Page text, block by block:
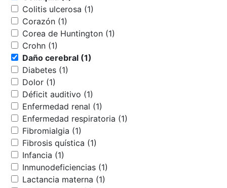
Colitis ulcerosa (1)
Corazón (1)
Corea de Huntington (1)
Crohn (1)
Daño cerebral (1)
Diabetes (1)
Dolor (1)
Déficit auditivo (1)
Enfermedad renal (1)
Enfermedad respiratoria (1)
Fibromialgia (1)
Fibrosis quística (1)
Infancia (1)
Inmunodeficiencias (1)
Lactancia materna (1)